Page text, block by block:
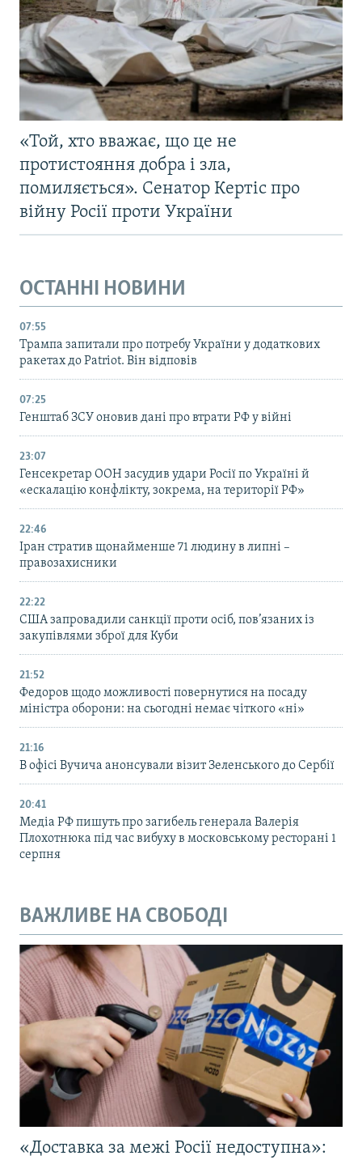
«Той, хто вважає, що це не
протистояння добра і зла,
помиляється». Сенатор Кертіс про
війну Росії проти України
ОСТАННІ НОВИНИ
07:55
Трампа запитали про потребу України у додаткових
ракетах до Patriot. Він відповів
07:25
Генштаб ЗСУ оновив дані про втрати РФ у війні
23:07
Генсекретар ООН засудив удари Росії по Україні й
«ескалацію конфлікту, зокрема, на території РФ»
22:46
Іран стратив щонайменше 71 людину в липні –
правозахисники
22:22
США запровадили санкції проти осіб, пов’язаних із
закупівлями зброї для Куби
21:52
Федоров щодо можливості повернутися на посаду
міністра оборони: на сьогодні немає чіткого «ні»
21:16
В офісі Вучича анонсували візит Зеленського до Сербії
20:41
Медіа РФ пишуть про загибель генерала Валерія
Плохотнюка під час вибуху в московському ресторані 1
серпня
ВАЖЛИВЕ НА СВОБОДІ
«Доставка за межі Росії недоступна»: